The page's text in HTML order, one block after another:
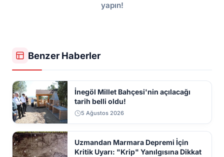
yapın!
Benzer Haberler
İnegöl Millet Bahçesi'nin açılacağı
tarih belli oldu!
5 Ağustos 2026
Uzmandan Marmara Depremi İçin
Kritik Uyarı: "Krip" Yanılgısına Dikkat